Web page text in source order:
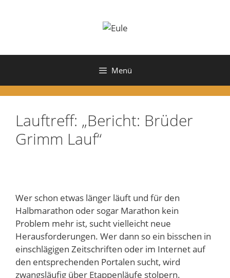
Menü
Lauftreff: „Bericht: Brüder
Grimm Lauf“
Wer schon etwas länger läuft und für den
Halbmarathon oder sogar Marathon kein
Problem mehr ist, sucht vielleicht neue
Herausforderungen. Wer dann so ein bisschen in
einschlägigen Zeitschriften oder im Internet auf
den entsprechenden Portalen sucht, wird
zwangsläufig über Etappenläufe stolpern.